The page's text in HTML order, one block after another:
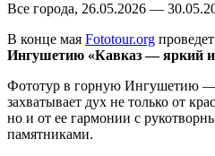
Все города, 26.05.2026 —
В конце мая Fototour.org проведет
Ингушетию «Кавказ — яркий
Фототур в горную Ингушетию —
захватывает дух не только от
но и от ее гармонии с
памятниками.